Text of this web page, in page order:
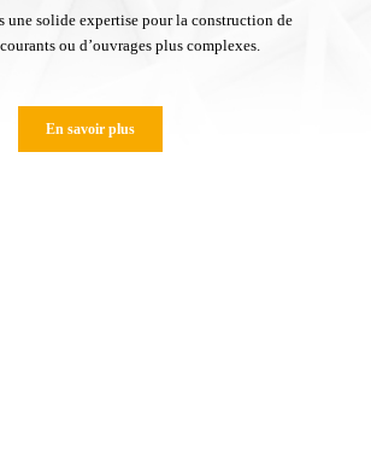
une solide expertise pour la construction de
ou d’ouvrages plus complexes.
En savoir plus